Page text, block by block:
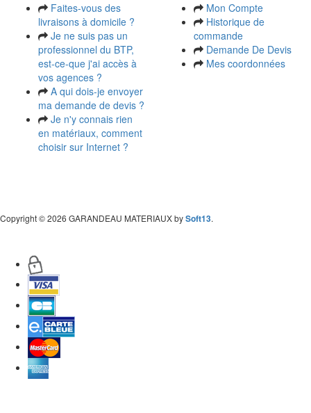
Faites-vous des
livraisons à domicile ?
Je ne suis pas un
professionnel du BTP,
est-ce-que j'ai accès à
vos agences ?
A qui dois-je envoyer
ma demande de devis ?
Je n'y connais rien
en matériaux, comment
choisir sur Internet ?
Mon Compte
Historique de
commande
Demande De Devis
Mes coordonnées
Copyright© 2026 GARANDEAU MATERIAUX bySoft13.